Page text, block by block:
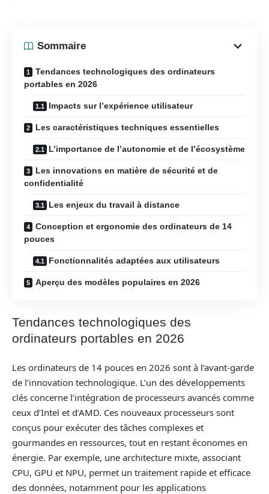
Sommaire
Tendances technologiques des ordinateurs
portables en 2026
Impacts sur l’expérience utilisateur
Les caractéristiques techniques essentielles
L’importance de l’autonomie et de l’écosystème
Les innovations en matière de sécurité et de
confidentialité
Les enjeux du travail à distance
Conception et ergonomie des ordinateurs de 14
pouces
Fonctionnalités adaptées aux utilisateurs
Aperçu des modèles populaires en 2026
Tendances technologiques des
ordinateurs portables en 2026
Les ordinateurs de 14 pouces en 2026 sont à l’avant-garde
de l’innovation technologique. L’un des développements
clés concerne l’intégration de processeurs avancés comme
ceux d’Intel et d’AMD. Ces nouveaux processeurs sont
conçus pour exécuter des tâches complexes et
gourmandes en ressources, tout en restant économes en
énergie. Par exemple, une architecture mixte, associant
CPU, GPU et NPU, permet un traitement rapide et efficace
des données, notamment pour les applications